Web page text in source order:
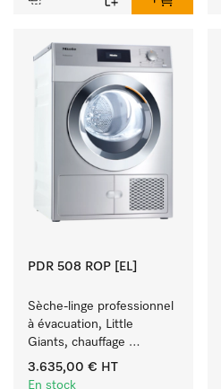
PDR 508 ROP [EL]
Sèche-linge professionnel
à évacuation, Little
Giants, chauffage
électrique  avec
programmes
3.635,00 € HT
En stock